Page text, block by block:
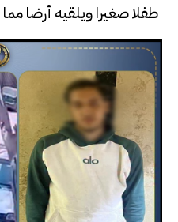
طفلا صغيرا ويلقيه أرضا